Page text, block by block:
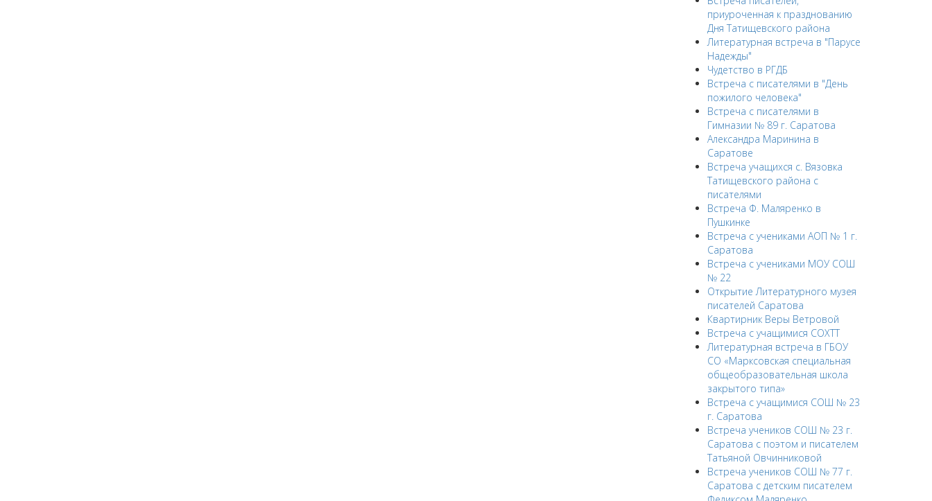
приуроченная к празднованию
Дня Татищевского района
Литературная встреча в "Парусе
Надежды"
Чудетство в РГДБ
Встреча с писателями в "День
пожилого человека"
Встреча с писателями в
Гимназии № 89 г. Саратова
Александра Маринина в
Саратове
Встреча учащихся с. Вязовка
Татищевского района с
писателями
Встреча Ф. Маляренко в
Пушкинке
Встреча с учениками АОП № 1 г.
Саратова
Встреча с учениками МОУ СОШ
№ 22
Открытие Литературного музея
писателей Саратова
Квартирник Веры Ветровой
Встреча с учащимися СОХТТ
Литературная встреча в ГБОУ
СО «Марксовская специальная
общеобразовательная школа
закрытого типа»
Встреча с учащимися СОШ № 23
г. Саратова
Встреча учеников СОШ № 23 г.
Саратова с поэтом и писателем
Татьяной Овчинниковой
Встреча учеников СОШ № 77 г.
Саратова с детским писателем